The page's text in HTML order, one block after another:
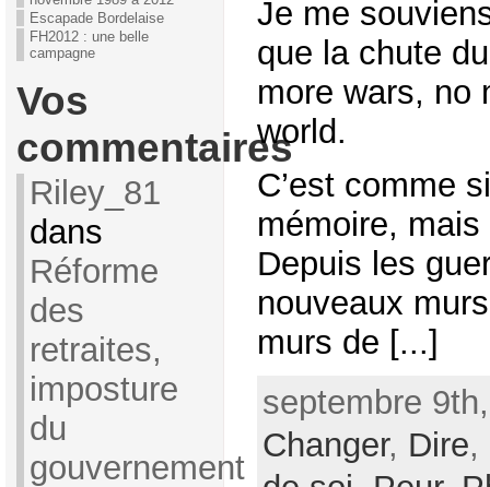
Escapade Bordelaise
FH2012 : une belle
campagne
Vos
commentaires
Riley_81
dans
Réforme
des
retraites,
imposture
du
gouvernement
Je me
que la chute
more wars, no
world.
C’est comme
mémoire, mais
Depuis les
nouveaux
murs de [...]
septembre
Changer, Dire,